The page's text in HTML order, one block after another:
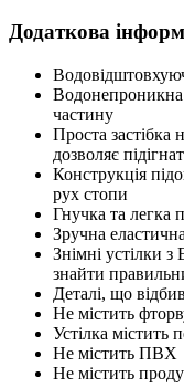
Додаткова
частину
Проста
дозволяє
Конструкція
рух стопи
Гнучка та легка
Зручна
Знімні устілки
знайти
Деталі, що
Не містить
Устілка містить
Не містить ПВХ
Не містить